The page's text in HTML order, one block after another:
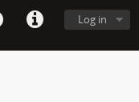
Log in